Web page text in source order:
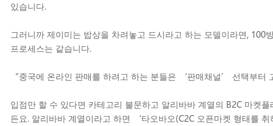
있습니다.
그러니까 제이미는 밥상을 차려놓고 드시라고 하는 모델이라면,
프로세스는 같습니다.
“중국에 온라인 판매를 하려고 하는 분들은 ‘판매채널’ 선택부터
입점만 할 수 있다면 카테고리 불문하고 알리바바 계열의 B2C 마켓
든요. 알리바바 계열이라고 하면 ‘타오바오(C2C 오픈마켓 형태를